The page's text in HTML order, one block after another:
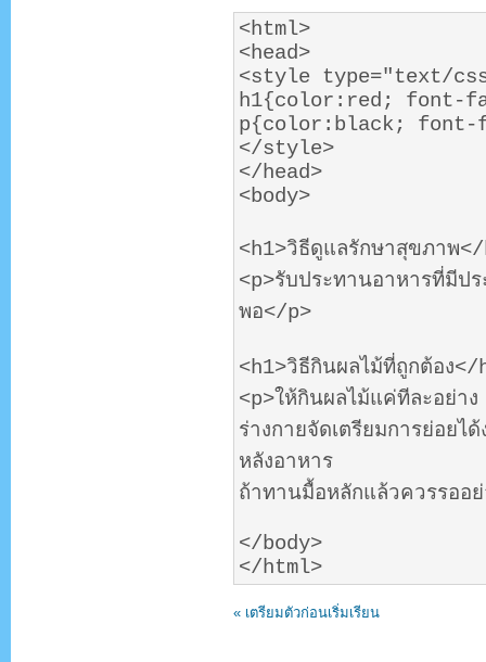
<html>
<head>
<style type="text/
h1{color:red; font-
p{color:black;
</style>
</head>
<body>
<h1>วิธีดูแลรักษาสุขภาพ
<p>รับประทานอาหารที่มีป
พอ</p>
<h1>วิธีกินผลไม้ที่ถูกต้อง</
<p>ให้กินผลไม้แค่ทีละอย่า
ร่างกายจัดเตรียมการย่อย
หลังอาหาร
ถ้าทานมื้อหลักแล้วควรรอ
</body>
</html>
« เตรียมตัวก่อนเริ่มเรียน